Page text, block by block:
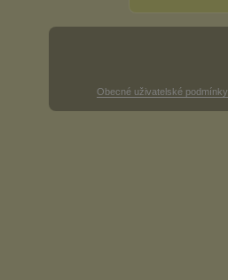
Obecné uživatelské podmínky